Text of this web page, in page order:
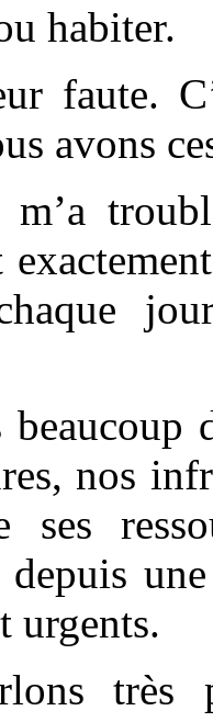
habiter.
faute.
avons
beaucoup
nos
ses
urgents.
très